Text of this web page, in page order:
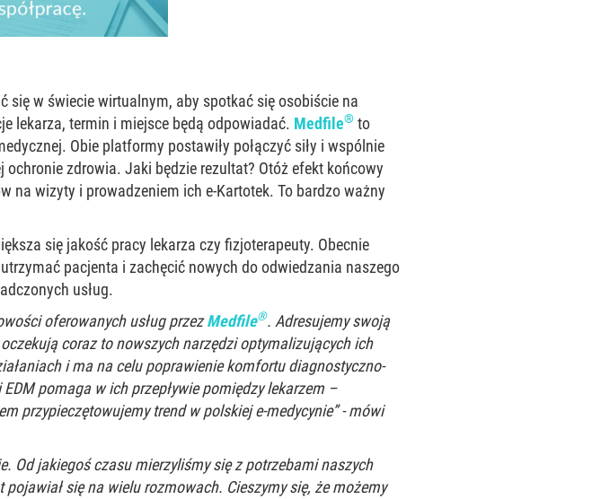
w świecie wirtualnym, aby spotkać się osobiście na
lekarza, termin i miejsce będą odpowiadać. Medfile® to
Obie platformy postawiły połączyć siły i wspólnie
zdrowia. Jaki będzie rezultat? Otóż efekt końcowy
wizyty i prowadzeniem ich e-Kartotek. To bardzo ważny
się jakość pracy lekarza czy fizjoterapeuty. Obecnie
pacjenta i zachęcić nowych do odwiedzania naszego
usług.
oferowanych usług przezMedfile®. Adresujemy swoją
coraz to nowszych narzędzi optymalizujących ich
i ma na celu poprawienie komfortu diagnostyczno-
pomaga w ich przepływie pomiędzy lekarzem –
przypieczętowujemy trend w polskiej e-medycynie” - mówi
Od jakiegoś czasu mierzyliśmy się z potrzebami naszych
się na wielu rozmowach. Cieszymy się, że możemy